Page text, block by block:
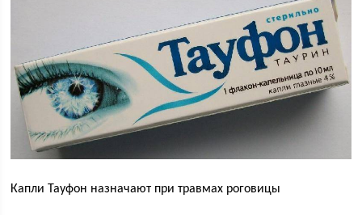
Капли Тауфон назначают при травмах роговицы